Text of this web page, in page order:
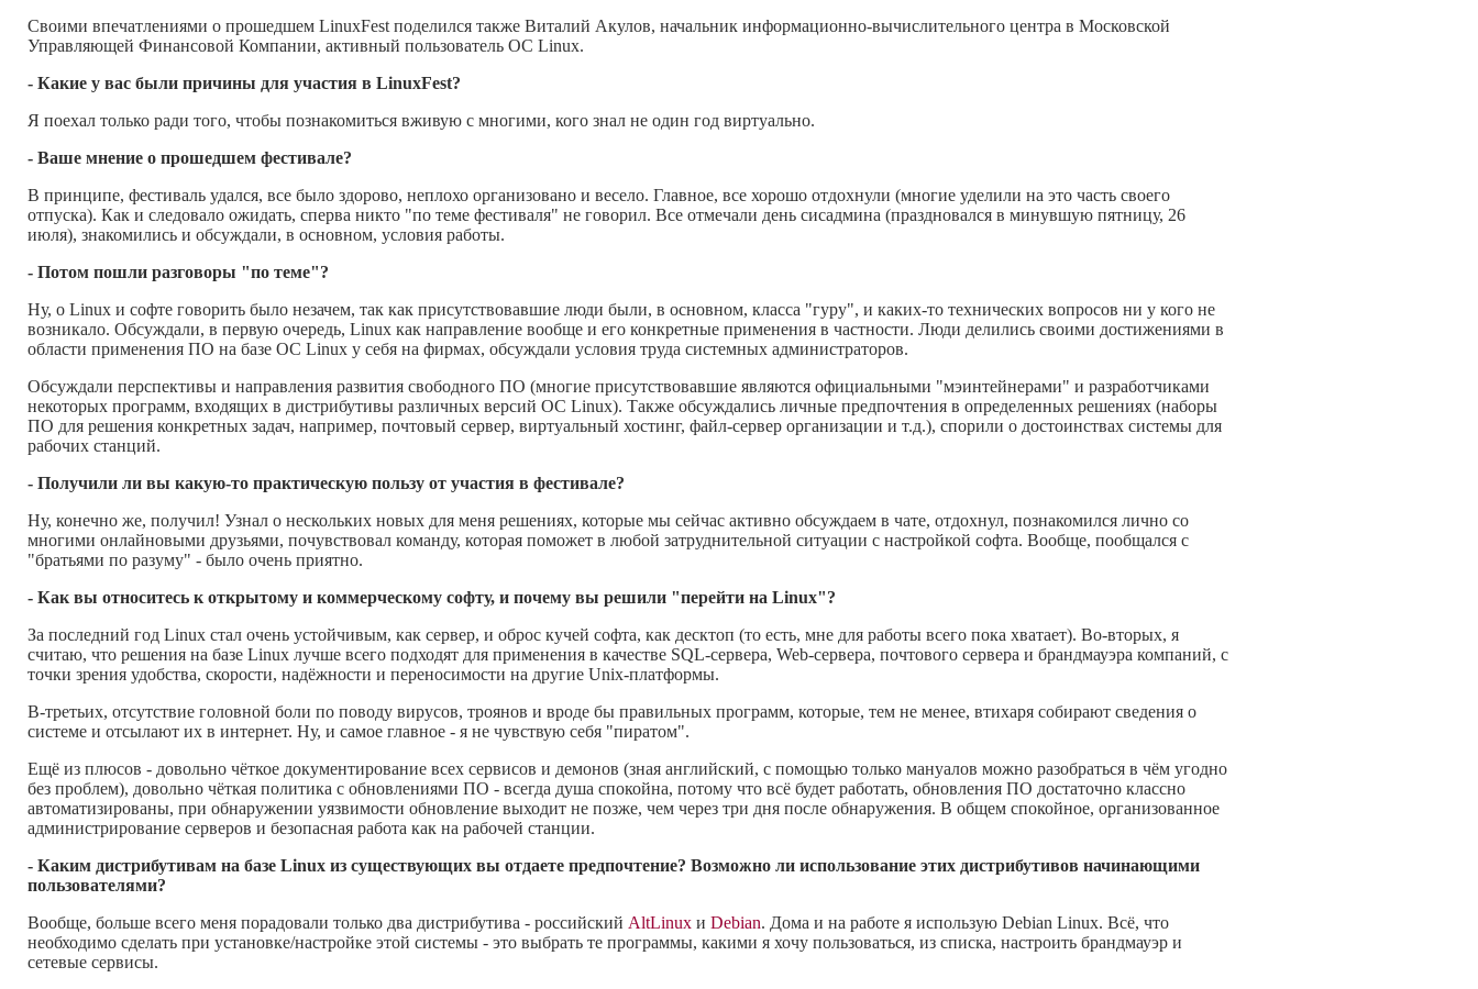
Своими впечатлениями о прошедшем LinuxFest поделился также Виталий Акулов, начальник информационно-вычислительного центра в Московской
Управляющей Финансовой Компании, активный пользователь ОС Linux.
- Какие у вас были причины для участия в LinuxFest?
Я поехал только ради того, чтобы познакомиться вживую с многими, кого знал не один год виртуально.
- Ваше мнение о прошедшем фестивале?
В принципе, фестиваль удался, все было здорово, неплохо организовано и весело. Главное, все хорошо отдохнули (многие уделили на это часть своего
отпуска). Как и следовало ожидать, сперва никто "по теме фестиваля" не говорил. Все отмечали день сисадмина (праздновался в минувшую пятницу, 26
июля), знакомились и обсуждали, в основном, условия работы.
- Потом пошли разговоры "по теме"?
Ну, о Linux и софте говорить было незачем, так как присутствовавшие люди были, в основном, класса "гуру", и каких-то технических вопросов ни у кого не
возникало. Обсуждали, в первую очередь, Linux как направление вообще и его конкретные применения в частности. Люди делились своими достижениями в
области применения ПО на базе ОС Linux у себя на фирмах, обсуждали условия труда системных администраторов.
Обсуждали перспективы и направления развития свободного ПО (многие присутствовавшие являются официальными "мэинтейнерами" и разработчиками
некоторых программ, входящих в дистрибутивы различных версий ОС Linux). Также обсуждались личные предпочтения в определенных решениях (наборы
ПО для решения конкретных задач, например, почтовый сервер, виртуальный хостинг, файл-сервер организации и т.д.), спорили о достоинствах системы для
рабочих станций.
- Получили ли вы какую-то практическую пользу от участия в фестивале?
Ну, конечно же, получил! Узнал о нескольких новых для меня решениях, которые мы сейчас активно обсуждаем в чате, отдохнул, познакомился лично со
многими онлайновыми друзьями, почувствовал команду, которая поможет в любой затруднительной ситуации с настройкой софта. Вообще, пообщался с
"братьями по разуму" - было очень приятно.
- Как вы относитесь к открытому и коммерческому софту, и почему вы решили "перейти на Linux"?
За последний год Linux стал очень устойчивым, как сервер, и оброс кучей софта, как десктоп (то есть, мне для работы всего пока хватает). Во-вторых, я
считаю, что решения на базе Linux лучше всего подходят для применения в качестве SQL-сервера, Web-сервера, почтового сервера и брандмауэра компаний, с
точки зрения удобства, скорости, надёжности и переносимости на другие Unix-платформы.
В-третьих, отсутствие головной боли по поводу вирусов, троянов и вроде бы правильных программ, которые, тем не менее, втихаря собирают сведения о
системе и отсылают их в интернет. Ну, и самое главное - я не чувствую себя "пиратом".
Ещё из плюсов - довольно чёткое документирование всех сервисов и демонов (зная английский, с помощью только мануалов можно разобраться в чём угодно
без проблем), довольно чёткая политика с обновлениями ПО - всегда душа спокойна, потому что всё будет работать, обновления ПО достаточно классно
автоматизированы, при обнаружении уязвимости обновление выходит не позже, чем через три дня после обнаружения. В общем спокойное, организованное
администрирование серверов и безопасная работа как на рабочей станции.
- Каким дистрибутивам на базе Linux из существующих вы отдаете предпочтение? Возможно ли использование этих дистрибутивов начинающими
пользователями?
Вообще, больше всего меня порадовали только два дистрибутива - российский AltLinux и Debian. Дома и на работе я использую Debian Linux. Всё, что
необходимо сделать при установке/настройке этой системы - это выбрать те программы, какими я хочу пользоваться, из списка, настроить брандмауэр и
сетевые сервисы.